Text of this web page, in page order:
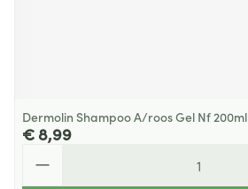
Dermolin Shampoo A/roos Gel Nf 200ml
€ 8,99